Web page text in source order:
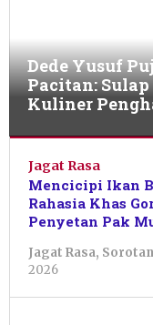
Dede Yusuf
Pacitan:
Kuliner
Rasa,
Sorotan
Utama
2026
Pacitanku
Jagat Rasa
Mencicipi Ikan
Rahasia Khas
Penyetan Pak
Jagat Rasa,
2026